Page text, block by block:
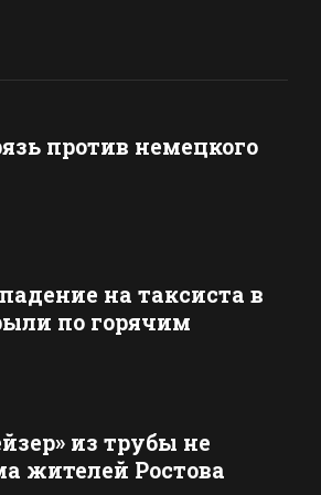
против немецкого
на таксиста в
по горячим
из трубы не
жителей Ростова